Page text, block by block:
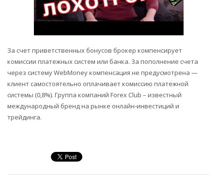
За счет приветственных бонусов брокер компенсирует
комиссии платежных систем или банка. За пополнение счета
через систему WebMoney компенсация не предусмотрена —
клиент самостоятельно оплачивает комиссию платежной
системы (0,8%). Группа компаний Forex Club – известный
международный бренд на рынке онлайн-инвестиций и
трейдинга.